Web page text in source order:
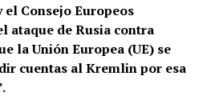
el Consejo Europeos
ataque de Rusia contra
la Unión Europea (UE) se
cuentas al Kremlin por esa